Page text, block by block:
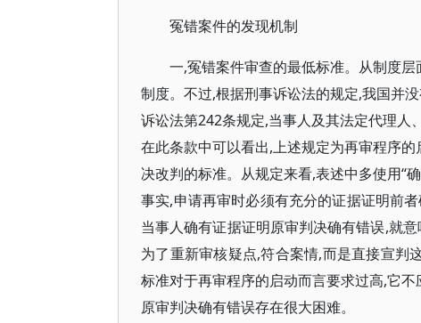
冤错案件的发现机制
一,冤错案件审查的最低标准。从制度
制度。不过,根据刑事诉讼法的规定,我国并
诉讼法第242条规定,当事人及其法定代理人
在此条款中可以看出,上述规定为再审程序
决改判的标准。从规定来看,表述中多使用“
事实,申请再审时必须有充分的证据证明前
当事人确有证据证明原审判决确有错误,就
为了重新审核疑点,符合案情,而是直接宣判
标准对于再审程序的启动而言要求过高,它
原审判决确有错误存在很大困难。